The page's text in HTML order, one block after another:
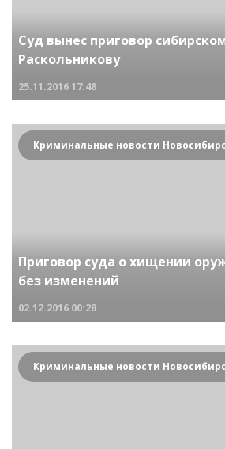
Суд вынес приговор
Раскольникову
25.11.201617:48
Приговор суда о хищении
без изменений
02.12.2016 00:28